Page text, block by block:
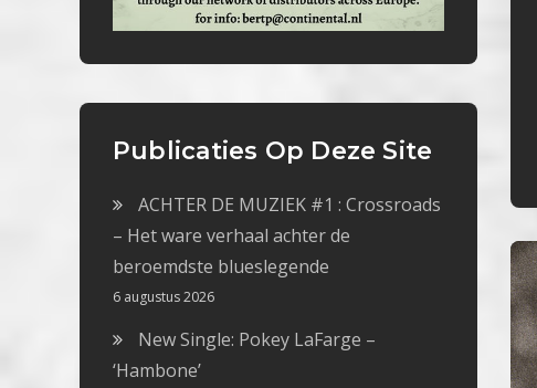
Publicaties Op Deze Site
ACHTER DE MUZIEK #1 : Crossroads
– Het ware verhaal achter de
beroemdste blueslegende
6 augustus 2026
New Single: Pokey LaFarge –
‘Hambone’